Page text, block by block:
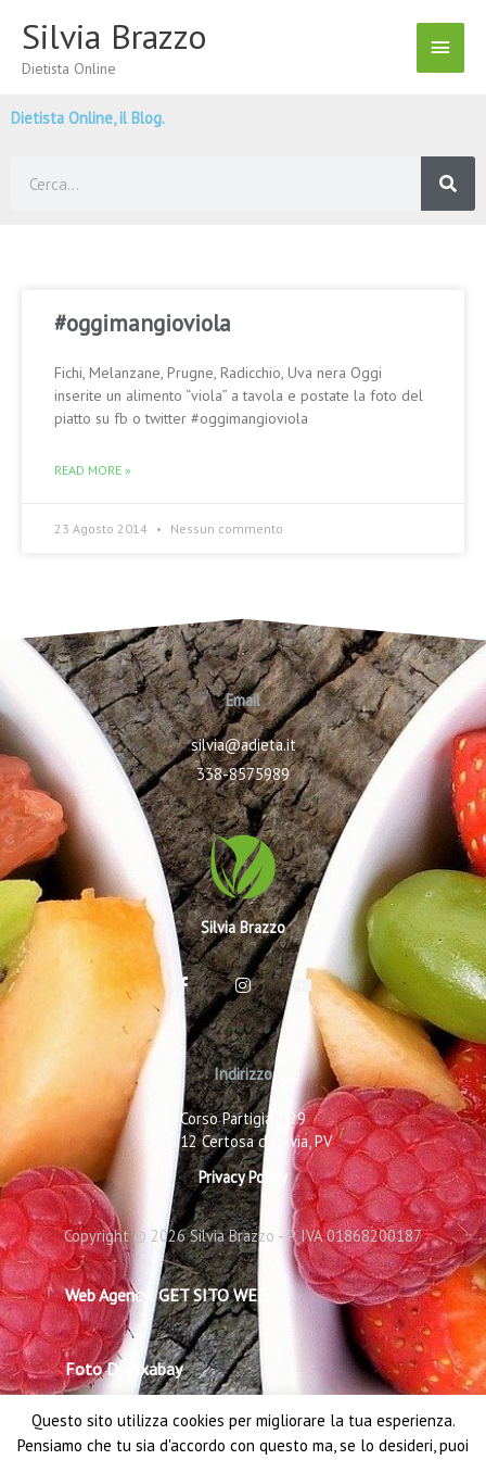
contenuto
Silvia Brazzo
Dietista Online
Menu
Dietista Online, il Blog.
#oggimangioviola
Fichi, Melanzane, Prugne, Radicchio, Uva nera Oggi
inserite un alimento “viola” a tavola e postate la foto del
piatto su fb o twitter #oggimangioviola
READ MORE »
23 Agosto 2014 Nessun commento
Email
silvia@adieta.it
338-8575989
Silvia Brazzo
F
a
c
e
b
o
o
k
-
f
I
n
s
t
a
g
r
a
m
Y
o
u
b
e
Indirizzo
Corso Partigiani 29
27012 Certosa di Pavia, PV
Privacy Policy
Copyright © 2026 Silvia Brazzo - P. IVA 01868200187
Web Agency: GET SITO WEB
Foto Di Pixabay
Questo sito utilizza cookies per migliorare la tua esperienza.
Pensiamo che tu sia d'accordo con questo ma, se lo desideri, puoi